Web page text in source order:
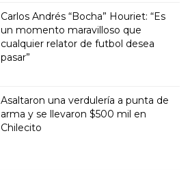
Carlos Andrés “Bocha” Houriet: “Es
un momento maravilloso que
cualquier relator de futbol desea
pasar”
Asaltaron una verdulería a punta de
arma y se llevaron $500 mil en
Chilecito